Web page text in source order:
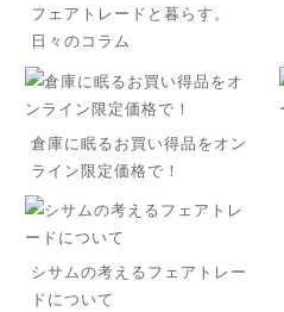
フェアトレードと暮らす。
日々のコラム
倉庫に眠るお買い得品をオン
ライン限定価格で！
シサムの考えるフェアトレー
ドについて